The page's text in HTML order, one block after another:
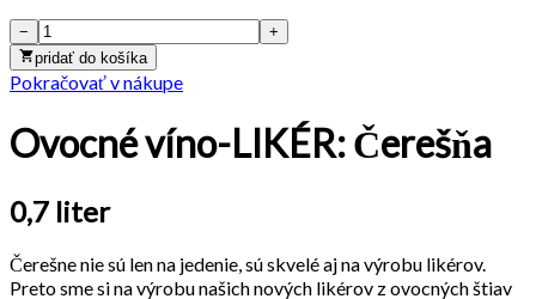
−
+
pridať do košíka
Pokračovať v nákupe
Ovocné víno-LIKÉR: Čerešňa
0,7 liter
Čerešne nie sú len na jedenie, sú skvelé aj na výrobu likérov.
Preto sme si na výrobu našich nových likérov z ovocných štiav